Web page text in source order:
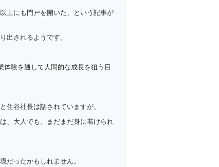
上にも門戸を開いた、という記事が
出されるようです。
体験を通して人間的な成長を狙う目
住谷社長は話されていますが、
、大人でも、まだまだ身に着けられ
だったかもしれません。